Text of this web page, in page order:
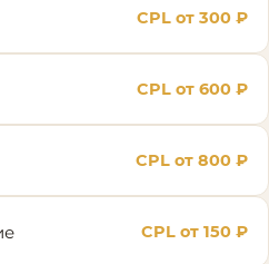
CPL от300 ₽
CPL от600 ₽
CPL от800 ₽
CPL от150 ₽